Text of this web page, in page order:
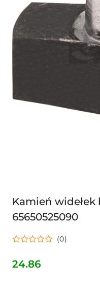
Kamień widełek
65650525090
(0)
Cena:
24.86